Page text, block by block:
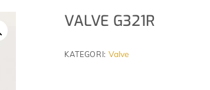
VALVE G321R
KATEGORI: Valve